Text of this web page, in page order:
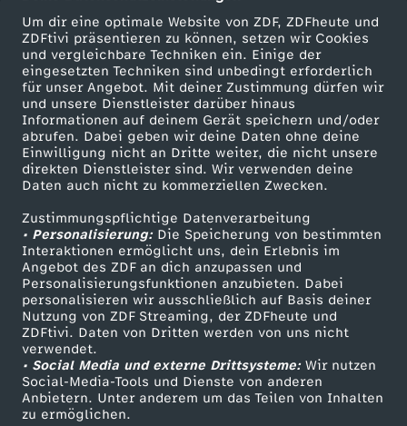
Um dir eine optimale Website von ZDF, ZDFheute und
ZDFtivi präsentieren zu können, setzen wir Cookies
und vergleichbare Techniken ein. Einige der
eingesetzten Techniken sind unbedingt erforderlich
für unser Angebot. Mit deiner Zustimmung dürfen wir
und unsere Dienstleister darüber hinaus
Informationen auf deinem Gerät speichern und/oder
abrufen. Dabei geben wir deine Daten ohne deine
Einwilligung nicht an Dritte weiter, die nicht unsere
direkten Dienstleister sind. Wir verwenden deine
Daten auch nicht zu kommerziellen Zwecken.
Zustimmungspflichtige Datenverarbeitung
• Personalisierung:Die Speicherung von bestimmten
Interaktionen ermöglicht uns, dein Erlebnis im
Angebot des ZDF an dich anzupassen und
Personalisierungsfunktionen anzubieten. Dabei
personalisieren wir ausschließlich auf Basis deiner
Nutzung von ZDF Streaming, der ZDFheute und
ZDFtivi. Daten von Dritten werden von uns nicht
verwendet.
• Social Media und externe Drittsysteme:Wir nutzen
Social-Media-Tools und Dienste von anderen
Anbietern. Unter anderem um das Teilen von Inhalten
zu ermöglichen.
t
n
o
c
h
b
e
s
s
e
Mehr ZDF
ZDF-Apps
Smart TV
ZDFtext
Livestreams
Sendungen A-Z
TV-Programm
Service
ZDFmitreden
Kontakt zum ZDF
Tickets
Zuschauerservice
Hilfe
ZDF Unternehmen
Karriere